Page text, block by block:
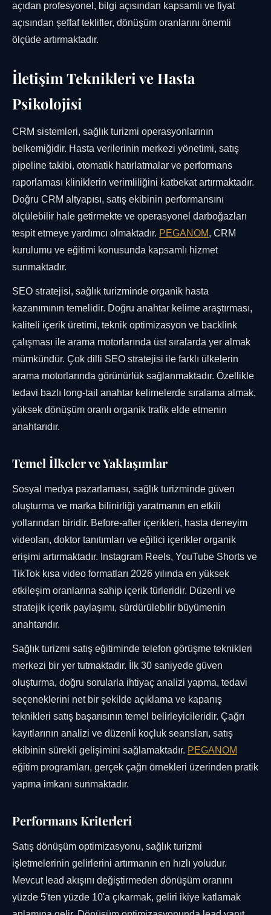
açıdan profesyonel, bilgi açısından kapsamlı ve fiyat
açısından şeffaf teklifler, dönüşüm oranlarını önemli
ölçüde artırmaktadır.
İletişim Teknikleri ve Hasta
Psikolojisi
CRM sistemleri, sağlık turizmi operasyonlarının
belkemiğidir. Hasta verilerinin merkezi yönetimi, satış
pipeline takibi, otomatik hatırlatmalar ve performans
raporlaması kliniklerin verimliliğini katbekat artırmaktadır.
Doğru CRM altyapısı, satış ekibinin performansını
ölçülebilir hale getirmekte ve operasyonel darboğazları
tespit etmeye yardımcı olmaktadır. PEGANOM, CRM
kurulumu ve eğitimi konusunda kapsamlı hizmet
sunmaktadır.
SEO stratejisi, sağlık turizminde organik hasta
kazanımının temelidir. Doğru anahtar kelime araştırması,
kaliteli içerik üretimi, teknik optimizasyon ve backlink
çalışması ile arama motorlarında üst sıralarda yer almak
mümkündür. Çok dilli SEO stratejisi ile farklı ülkelerin
arama motorlarında görünürlük sağlanmaktadır. Özellikle
tedavi bazlı long-tail anahtar kelimelerde sıralama almak,
yüksek dönüşüm oranlı organik trafik elde etmenin
anahtarıdır.
Temel İlkeler ve Yaklaşımlar
Sosyal medya pazarlaması, sağlık turizminde güven
oluşturma ve marka bilinirliği yaratmanın en etkili
yollarından biridir. Before-after içerikleri, hasta deneyim
videoları, doktor tanıtımları ve eğitici içerikler organik
erişimi artırmaktadır. Instagram Reels, YouTube Shorts ve
TikTok kısa video formatları 2026 yılında en yüksek
etkileşim oranlarına sahip içerik türleridir. Düzenli ve
stratejik içerik paylaşımı, sürdürülebilir büyümenin
anahtarıdır.
Sağlık turizmi satış eğitiminde telefon görüşme teknikleri
merkezi bir yer tutmaktadır. İlk 30 saniyede güven
oluşturma, doğru sorularla ihtiyaç analizi yapma, tedavi
seçeneklerini net bir şekilde açıklama ve kapanış
teknikleri satış başarısının temel belirleyicileridir. Çağrı
kayıtlarının analizi ve düzenli koçluk seansları, satış
ekibinin sürekli gelişimini sağlamaktadır. PEGANOM
eğitim programları, gerçek çağrı örnekleri üzerinden pratik
yapma imkanı sunmaktadır.
Performans Kriterleri
Satış dönüşüm optimizasyonu, sağlık turizmi
işletmelerinin gelirlerini artırmanın en hızlı yoludur.
Mevcut lead akışını değiştirmeden dönüşüm oranını
yüzde 5'ten yüzde 10'a çıkarmak, geliri ikiye katlamak